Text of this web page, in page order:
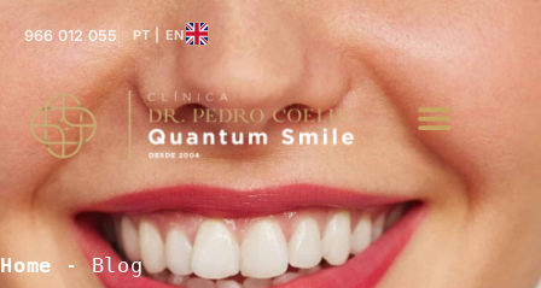
966 012 055 PT | EN
Home - Blog